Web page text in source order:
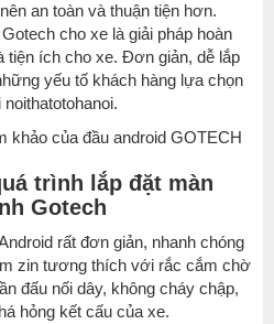
an toàn và thuận tiện hơn.
cho xe là giải pháp hoàn
tiện ích cho xe. Đơn giản, dễ lắp
yếu tố khách hàng lựa chọn
khảo của đầu android GOTECH
trình lắp đặt màn
Gotech
rất đơn giản, nhanh chóng
zin tương thích với rắc cắm chờ
đấu nối dây, không cháy chập,
hỏng kết cấu của xe.